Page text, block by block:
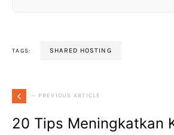
TAGS: SHARED HOSTING
— PREVIOUS ARTICLE
20 Tips Meningkatkan